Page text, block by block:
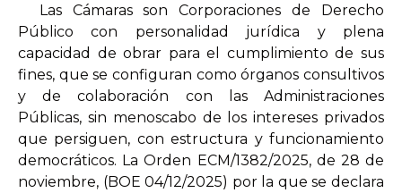
Las Cámaras son Corporaciones de Derecho
Público con personalidad jurídica y plena
capacidad de obrar para el cumplimiento de sus
fines, que se configuran como órganos consultivos
y de colaboración con las Administraciones
Públicas, sin menoscabo de los intereses privados
que persiguen, con estructura y funcionamiento
democráticos. La Orden ECM/1382/2025, de 28 de
noviembre, (BOE 04/12/2025) por la que se declara